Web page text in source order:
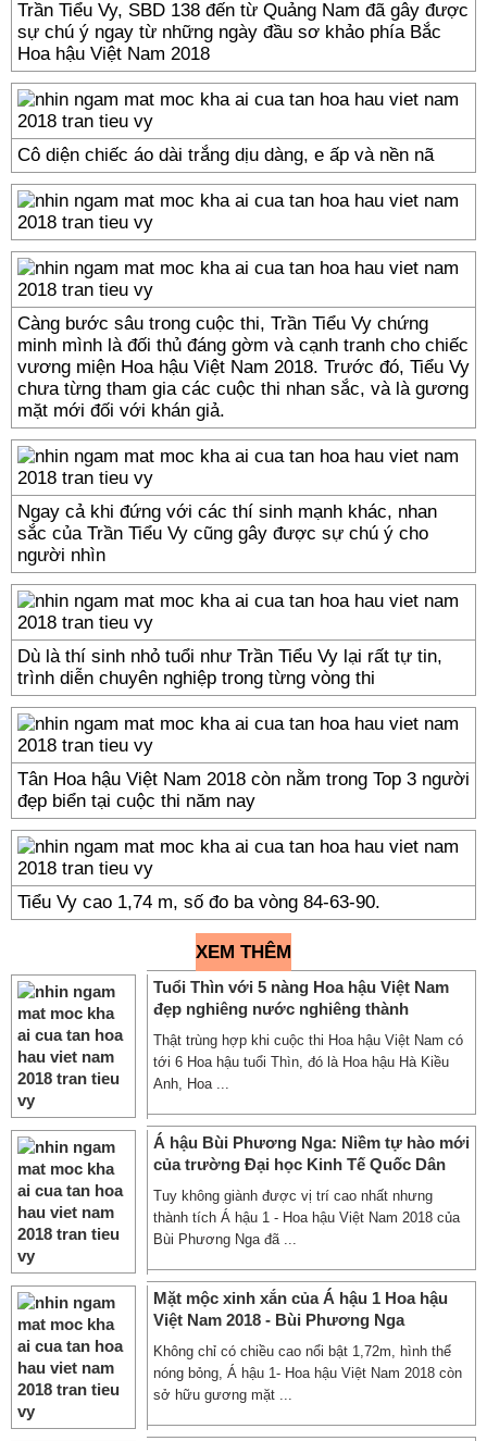
Trần Tiểu Vy, SBD 138 đến từ Quảng Nam đã gây được
sự chú ý ngay từ những ngày đầu sơ khảo phía Bắc
Hoa hậu Việt Nam 2018
Cô diện chiếc áo dài trắng dịu dàng, e ấp và nền nã
Càng bước sâu trong cuộc thi, Trần Tiểu Vy chứng
minh mình là đối thủ đáng gờm và cạnh tranh cho chiếc
vương miện Hoa hậu Việt Nam 2018. Trước đó, Tiểu Vy
chưa từng tham gia các cuộc thi nhan sắc, và là gương
mặt mới đối với khán giả.
Ngay cả khi đứng với các thí sinh mạnh khác, nhan
sắc của Trần Tiểu Vy cũng gây được sự chú ý cho
người nhìn
Dù là thí sinh nhỏ tuổi như Trần Tiểu Vy lại rất tự tin,
trình diễn chuyên nghiệp trong từng vòng thi
Tân Hoa hậu Việt Nam 2018 còn nằm trong Top 3 người
đẹp biển tại cuộc thi năm nay
Tiểu Vy cao 1,74 m, số đo ba vòng 84-63-90.
XEM THÊM
Tuổi Thìn với 5 nàng Hoa hậu Việt Nam
đẹp nghiêng nước nghiêng thành
Thật trùng hợp khi cuộc thi Hoa hậu Việt Nam có
tới 6 Hoa hậu tuổi Thìn, đó là Hoa hậu Hà Kiều
Anh, Hoa ...
Á hậu Bùi Phương Nga: Niềm tự hào mới
của trường Đại học Kinh Tế Quốc Dân
Tuy không giành được vị trí cao nhất nhưng
thành tích Á hậu 1 - Hoa hậu Việt Nam 2018 của
Bùi Phương Nga đã ...
Mặt mộc xinh xắn của Á hậu 1 Hoa hậu
Việt Nam 2018 - Bùi Phương Nga
Không chỉ có chiều cao nổi bật 1,72m, hình thể
nóng bỏng, Á hậu 1- Hoa hậu Việt Nam 2018 còn
sở hữu gương mặt ...